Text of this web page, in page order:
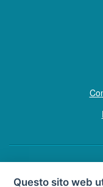
Questo sito web